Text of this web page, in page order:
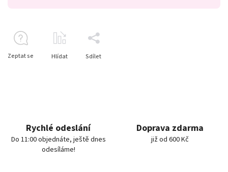
Zeptat se Hlídat Sdílet
Rychlé odeslání
Do 11:00 objednáte, ještě dnes
odesíláme!
Doprava zdarma
již od 600 Kč